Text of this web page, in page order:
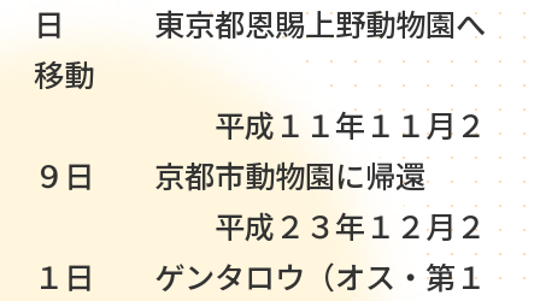
日 東京都恩賜上野動物園へ
移動
平成１１年１１月２
９日 京都市動物園に帰還
平成２３年１２月２
１日 ゲンタロウ（オス・第１